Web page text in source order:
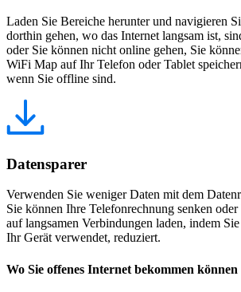
Laden Sie Bereiche herunter und navigieren
dorthin gehen, wo das Internet langsam ist,
oder Sie können nicht online gehen, Sie
WiFi Map auf Ihr Telefon oder Tablet
wenn Sie offline sind.
Datensparer
Verwenden Sie weniger Daten mit dem
Sie können Ihre Telefonrechnung senken
auf langsamen Verbindungen laden, indem
Ihr Gerät verwendet, reduziert.
Wo Sie offenes Internet bekommen